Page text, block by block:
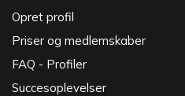
Opret profil
Priser og medlemskaber
FAQ - Profiler
Succesoplevelser